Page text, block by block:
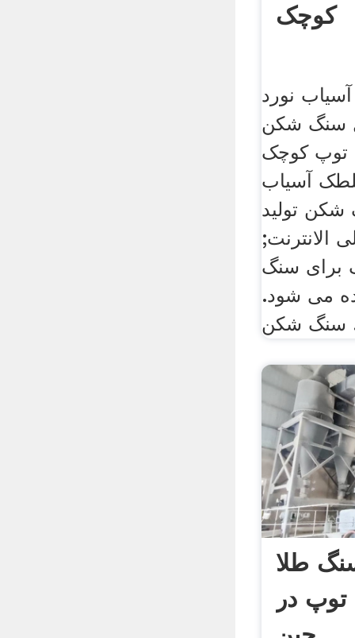
کوچک
نورد
سنگ شکن
توپ کوچک
آسیاب
تولید
الانترنت;
برای سنگ
می شود.
طلا
در